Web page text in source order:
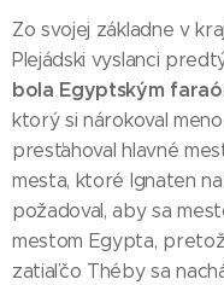
Zo svojej základne v
Plejádski vyslanci
bola Egyptským
ktorý si nárokoval
presťahoval hlavné
mesta, ktoré Ignaten
požadoval, aby sa
mestom Egypta,
zatiaľčo Théby sa